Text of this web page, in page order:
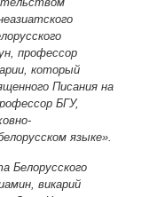
профессор
который
Писания на
БГУ,
языке».
Белорусского
викарий